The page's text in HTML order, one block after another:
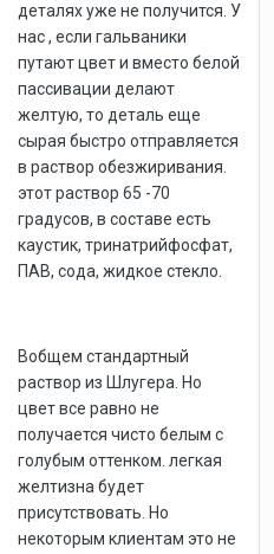
деталях уже не получится. У
нас , если гальваники
путают цвет и вместо белой
пассивации делают
желтую, то деталь еще
сырая быстро отправляется
в раствор обезжиривания.
этот раствор 65 -70
градусов, в составе есть
каустик, тринатрийфосфат,
ПАВ, сода, жидкое стекло.
Вобщем стандартный
раствор из Шлугера. Но
цвет все равно не
получается чисто белым с
голубым оттенком. легкая
желтизна будет
присутствовать. Но
некоторым клиентам это не